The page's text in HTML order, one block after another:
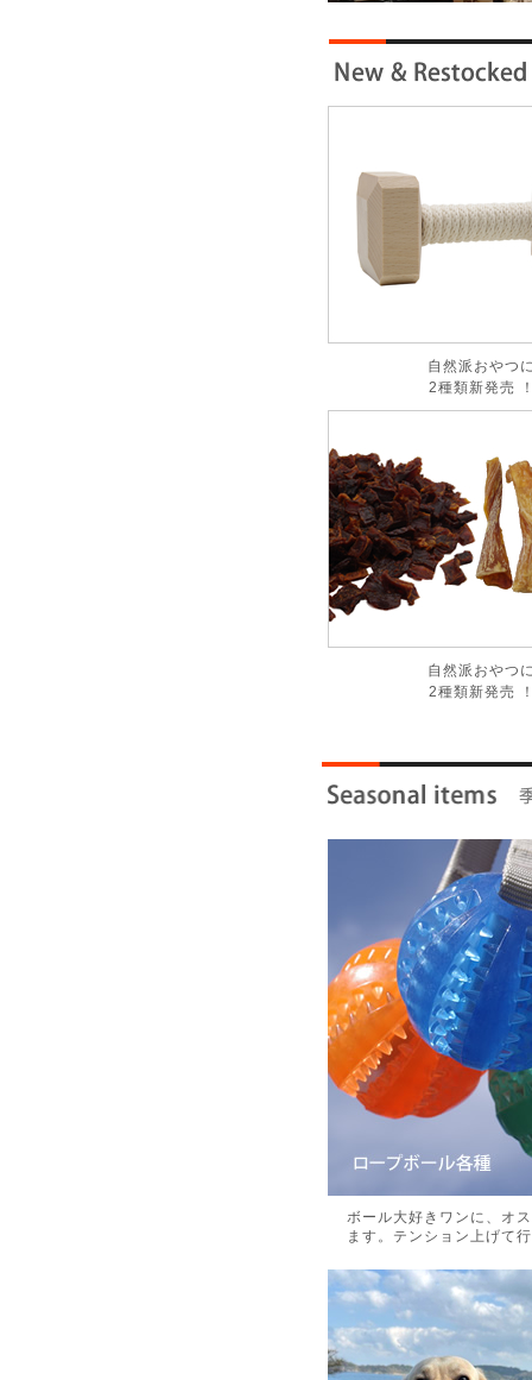
自然派おやつ
2種類新発売
自然派おやつ
2種類新発売
ボール大好きワンに、オ
ます。テンション上げて